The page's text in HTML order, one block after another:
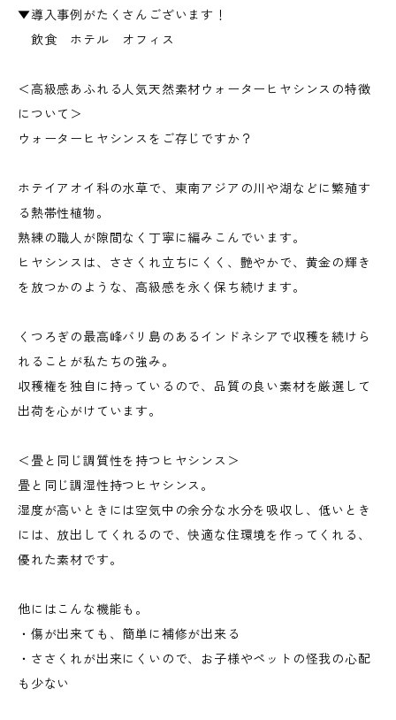
▼導入事例がたくさんございます！
飲食 ホテル オフィス
＜高級感あふれる人気天然素材ウォーターヒヤシンスの特徴
について＞
ウォーターヒヤシンスをご存じですか？
ホテイアオイ科の水草で、東南アジアの川や湖などに繁殖す
る熱帯性植物。
熟練の職人が隙間なく丁寧に編みこんでいます。
ヒヤシンスは、ささくれ立ちにくく、艶やかで、黄金の輝き
を放つかのような、高級感を永く保ち続けます。
くつろぎの最高峰バリ島のあるインドネシアで収穫を続けら
れることが私たちの強み。
収穫権を独自に持っているので、品質の良い素材を厳選して
出荷を心がけています。
＜畳と同じ調質性を持つヒヤシンス＞
畳と同じ調湿性持つヒヤシンス。
湿度が高いときには空気中の余分な水分を吸収し、低いとき
には、放出してくれるので、快適な住環境を作ってくれる、
優れた素材です。
他にはこんな機能も。
・傷が出来ても、簡単に補修が出来る
・ささくれが出来にくいので、お子様やペットの怪我の心配
も少ない